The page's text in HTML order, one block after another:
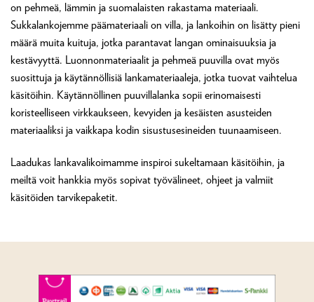
on pehmeä, lämmin ja suomalaisten rakastama materiaali.
Sukkalankojemme päämateriaali on villa, ja lankoihin on lisätty pieni
määrä muita kuituja, jotka parantavat langan ominaisuuksia ja
kestävyyttä. Luonnonmateriaalit ja pehmeä puuvilla ovat myös
suosittuja ja käytännöllisiä lankamateriaaleja, jotka tuovat vaihtelua
käsitöihin. Käytännöllinen puuvillalanka sopii erinomaisesti
koristeelliseen virkkaukseen, kevyiden ja kesäisten asusteiden
materiaaliksi ja vaikkapa kodin sisustusesineiden tuunaamiseen.
Laadukas lankavalikoimamme inspiroi sukeltamaan käsitöihin, ja
meiltä voit hankkia myös sopivat työvälineet, ohjeet ja valmiit
käsitöiden tarvikepaketit.